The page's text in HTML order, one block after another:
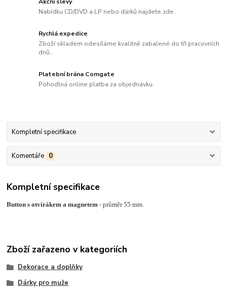
Akční slevy
Nabídku CD/DVD a LP nebo dárků najdete zde..
Rychlá expedice
Zboží skladem odesíláme kvalitně zabalené do tří pracovních
dnů..
Platební brána Comgate
Pohodlná online platba za objednávku.
Kompletní specifikace
Komentáře 0
Kompletní specifikace
Button s otvírákem a magnetem - průměr 55 mm.
Zboží zařazeno v kategoriích
Dekorace a doplňky
Dárky pro muže